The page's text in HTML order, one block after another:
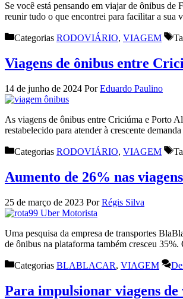
Se você está pensando em viajar de ônibus
reunir tudo o que encontrei para facilitar a
Categorias RODOVIÁRIO, VIAGEM
Viagens de ônibus entre
14 de junho de 2024 PorEduardo Paulino
As viagens de ônibus entre Criciúma e Porto
restabelecido para atender à crescente
Categorias RODOVIÁRIO, VIAGEM
Aumento de 26% nas
25 de março de 2023 PorRégis Silva
Uma pesquisa da empresa de transportes
de ônibus na plataforma também cresceu
Categorias BLABLACAR, VIAGEM
Para impulsionar viagens